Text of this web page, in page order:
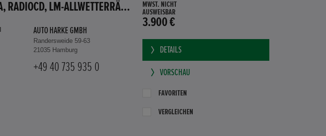
HONDA JAZZ 1.4 ES SPORT KLIMA, RADIOCD, LM-ALLWETTERRÄDER, PRIVACY
AUTO HARKE GMBH
Randersweide 59-63
21035 Hamburg
+49 40 735 935 0
MWST. NICHT
AUSWEISBAR
3.900 €
DETAILS
VORSCHAU
FAVORITEN
VERGLEICHEN